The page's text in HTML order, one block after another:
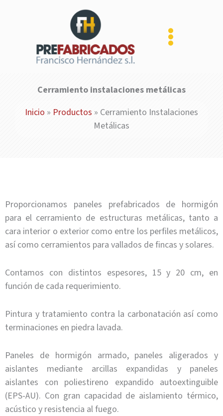
Cerramiento instalaciones metálicas
Inicio » Productos » Cerramiento Instalaciones
Metálicas
Proporcionamos paneles prefabricados de hormigón
para el cerramiento de estructuras metálicas, tanto a
cara interior o exterior como entre los perfiles metálicos,
así como cerramientos para vallados de fincas y solares.
Contamos con distintos espesores, 15 y 20 cm, en
función de cada requerimiento.
Pintura y tratamiento contra la carbonatación así como
terminaciones en piedra lavada.
Paneles de hormigón armado, paneles aligerados y
aislantes mediante arcillas expandidas y paneles
aislantes con poliestireno expandido autoextinguible
(EPS-AU). Con gran capacidad de aislamiento térmico,
acústico y resistencia al fuego.